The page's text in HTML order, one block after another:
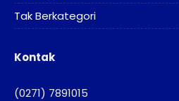
Tak Berkategori
Kontak
(0271) 7891015